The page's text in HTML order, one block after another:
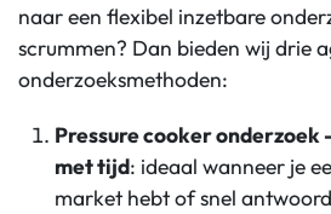
naar een flexibel inzetbare
scrummen? Dan bieden wij drie
onderzoeksmethoden:
Pressure cooker
met tijd: ideaal wanneer je
market hebt of snel